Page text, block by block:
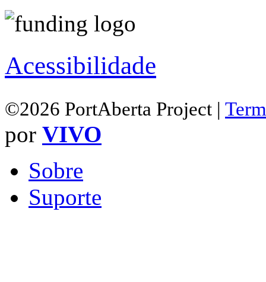
Acessibilidade
©2026 PortAberta Project |
por VIVO
Sobre
Suporte